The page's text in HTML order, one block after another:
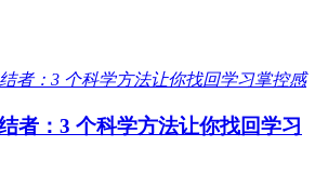
者：3 个科学方法让你找回学习